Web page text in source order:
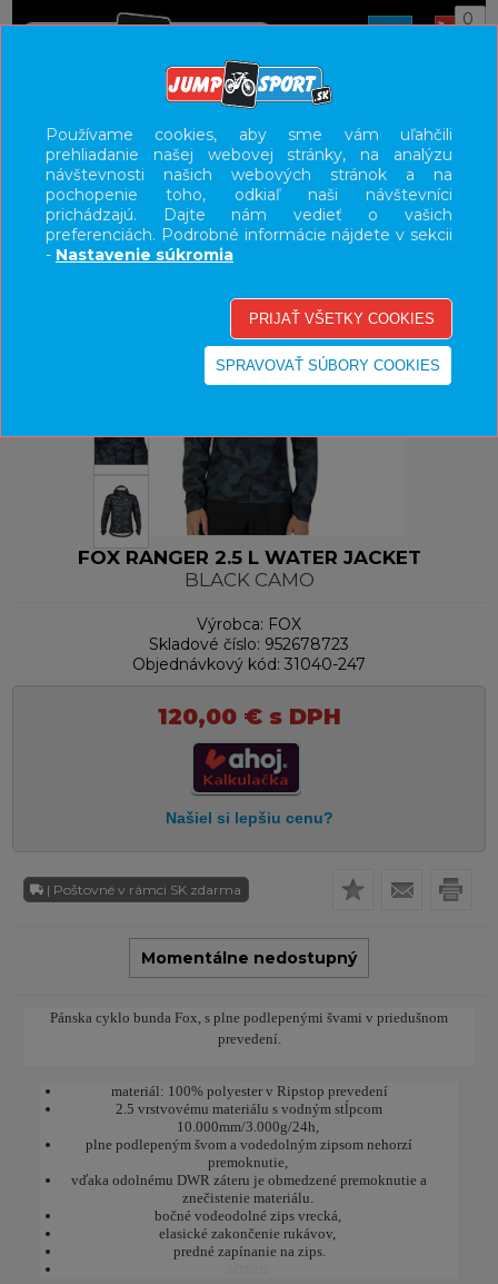
0
UŽÍVATEĽSKÝ PANEL
KATEGÓRIE
HLAVNÉ MENU
FOX RANGER 2.5 L WATER JACKET
BLACK CAMO
Výrobca: FOX
Skladové číslo: 952678723
Objednávkový kód: 31040-247
120,00 €s DPH
| Poštovné v rámci SK zdarma
Momentálne nedostupný
Pánska cyklo bunda Fox, s plne podlepenými švami v priedušnom
prevedení.
materiál: 100% polyester v Ripstop prevedení
2.5 vrstvovému materiálu s vodným stĺpcom
10.000mm/3.000g/24h,
plne podlepeným švom a vodedolným zipsom nehorzí
premoknutie,
vďaka odolnému DWR záteru je obmedzené premoknutie a
znečistenie materiálu.
bočné vodeodolné zips vrecká,
elasické zakončenie rukávov,
predné zapínanie na zips.
Používame cookies, aby sme vám uľahčili
prehliadanie našej webovej stránky, na analýzu
návštevnosti našich webových stránok a na
pochopenie toho, odkiaľ naši návštevníci
prichádzajú. Dajte nám vedieť o vašich
preferenciách. Podrobné informácie nájdete v sekcii
- Nastavenie súkromia